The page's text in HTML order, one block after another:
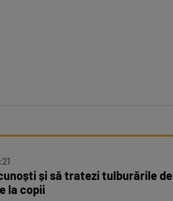
și să tratezi tulburările de
la copii